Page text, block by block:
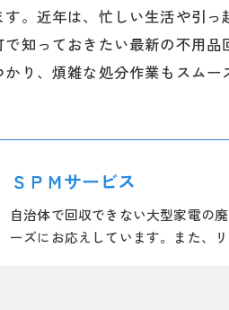
。近年は、忙しい生活や引
知っておきたい最新の不用
り、煩雑な処分作業もスムー
ＳＰＭサービス
自治体で回収できない大型家電の
ーズにお応えしています。また、